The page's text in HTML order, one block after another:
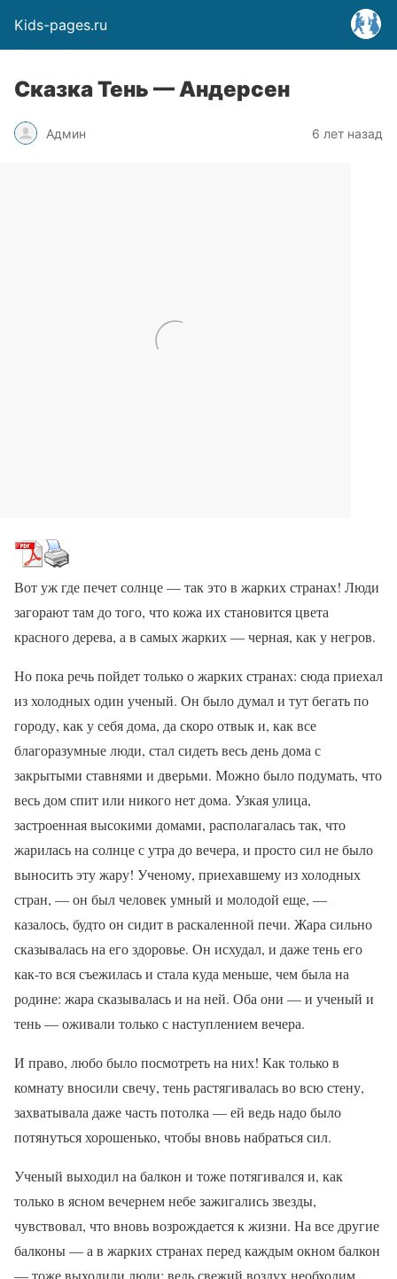
Kids-pages.ru
Сказка Тень — Андерсен
Админ 6 лет назад
Вот уж где печет солнце — так это в жарких странах! Люди
загорают там до того, что кожа их становится цвета
красного дерева, а в самых жарких — черная, как у негров.
Но пока речь пойдет только о жарких странах: сюда приехал
из холодных один ученый. Он было думал и тут бегать по
городу, как у себя дома, да скоро отвык и, как все
благоразумные люди, стал сидеть весь день дома с
закрытыми ставнями и дверьми. Можно было подумать, что
весь дом спит или никого нет дома. Узкая улица,
застроенная высокими домами, располагалась так, что
жарилась на солнце с утра до вечера, и просто сил не было
выносить эту жару! Ученому, приехавшему из холодных
стран, — он был человек умный и молодой еще, —
казалось, будто он сидит в раскаленной печи. Жара сильно
сказывалась на его здоровье. Он исхудал, и даже тень его
как-то вся съежилась и стала куда меньше, чем была на
родине: жара сказывалась и на ней. Оба они — и ученый и
тень — оживали только с наступлением вечера.
И право, любо было посмотреть на них! Как только в
комнату вносили свечу, тень растягивалась во всю стену,
захватывала даже часть потолка — ей ведь надо было
потянуться хорошенько, чтобы вновь набраться сил.
Ученый выходил на балкон и тоже потягивался и, как
только в ясном вечернем небе зажигались звезды,
чувствовал, что вновь возрождается к жизни. На все другие
балконы — а в жарких странах перед каждым окном балкон
— тоже выходили люди: ведь свежий воздух необходим